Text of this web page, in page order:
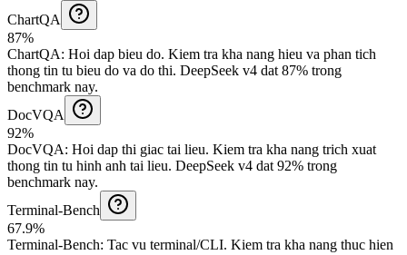
ChartQA
87%
ChartQA: Hoi dap bieu do. Kiem tra kha nang hieu va phan tich
thong tin tu bieu do va do thi. DeepSeek v4 dat 87% trong
benchmark nay.
DocVQA
92%
DocVQA: Hoi dap thi giac tai lieu. Kiem tra kha nang trich xuat
thong tin tu hinh anh tai lieu. DeepSeek v4 dat 92% trong
benchmark nay.
Terminal-Bench
67.9%
Terminal-Bench: Tac vu terminal/CLI. Kiem tra kha nang thuc hien